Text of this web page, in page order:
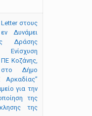
στους
Δυνάμει
Δράσης
Κοζάνης,
Δήμο
για την
της
της